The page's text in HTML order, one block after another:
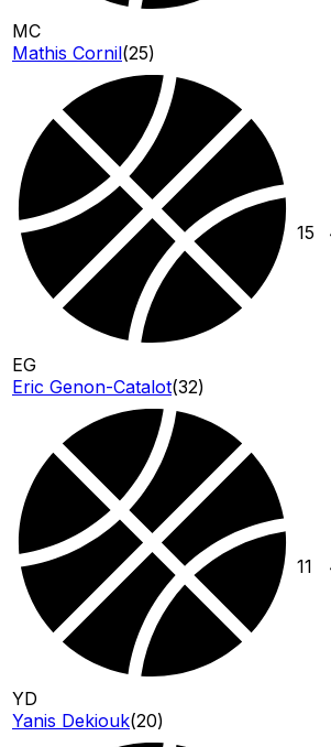
MC
Mathis Cornil(25)
EG
Eric Genon-Catalot(32)
15
YD
Yanis Dekiouk(20)
11